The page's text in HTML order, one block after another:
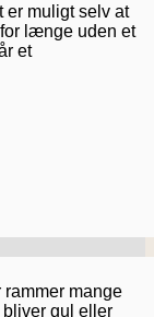
er muligt selv at
længe uden et
et
mange
bliver gul eller